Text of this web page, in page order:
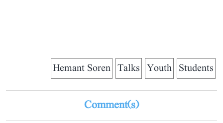
Students
Youth
Talks
Hemant Soren
Comment(s)